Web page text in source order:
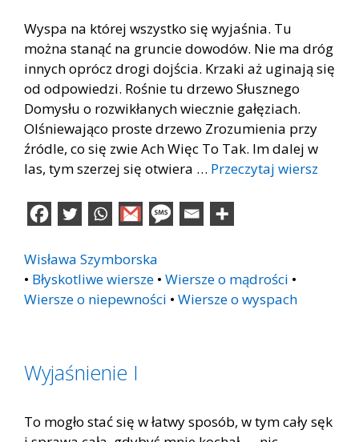
Wyspa na której wszystko się wyjaśnia. Tu
można stanąć na gruncie dowodów. Nie ma dróg
innych oprócz drogi dojścia. Krzaki aż uginają się
od odpowiedzi. Rośnie tu drzewo Słusznego
Domysłu o rozwikłanych wiecznie gałęziach.
Olśniewająco proste drzewo Zrozumienia przy
źródle, co się zwie Ach Więc To Tak. Im dalej w
las, tym szerzej się otwiera … Przeczytaj wiersz
Wisława Szymborska
• Błyskotliwe wiersze • Wiersze o mądrości •
Wiersze o niepewności • Wiersze o wyspach
Wyjaśnienie I
To mogło stać się w łatwy sposób, w tym cały sęk